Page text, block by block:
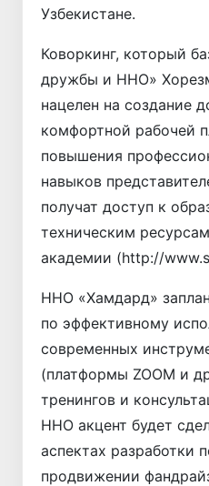
Узбекистане.
Коворкинг, который
дружбы и ННО»
нацелен на создание
комфортной рабочей
повышения
навыков
получат доступ к
техническим
академии (http://
ННО «Хамдард»
по эффективному
современных
(платформы ZOOM и
тренингов и
ННО акцент будет
аспектах разработки
продвижении